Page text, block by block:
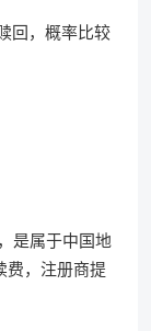
回，概率比较
是属于中国地
费，注册商提